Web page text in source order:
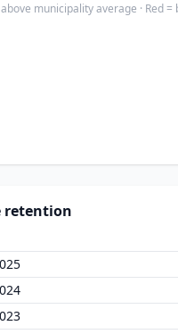
municipality average · Red =
retention